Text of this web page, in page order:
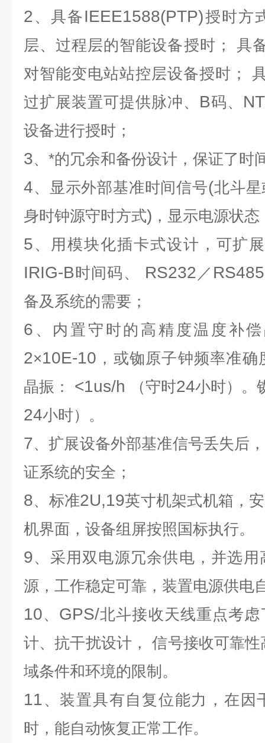
2 、具备IEEE1588(PTP)授时方
层、过程层的智能设备授时；
具
对智能变电站站控层设备授时；
过扩展装置可提供脉冲、 B码、
设备进行授时；
3、*的冗余和备份设计，保证了时
4、显示外部基准时间信号(北斗
身时钟源守时方式) ，显示电源状态
5 、用模块化插卡式设计，可扩
IRIG-B时间码、 RS232 ／ RS485
备及系统的需要；
6 、内置守时的高精度温度补
2×10E-10 ，或铷原子钟频率准确
晶振：
<1us/h （守时24小时）。
24小时）。
7、扩展设备外部基准信号丢失后
证系统的安全；
8、标准2U,19英寸机架式机箱，
机界面，设备组屏按照国标执行。
9、采用双电源冗余供电，并选
源，工作稳定可靠，装置电源供电
10、 GPS/北斗接收天线重点考
计、抗干扰设计，
信号接收可靠
域条件和环境的限制。
11 、装置具有自复位能力，在因
时，能自动恢复正常工作。